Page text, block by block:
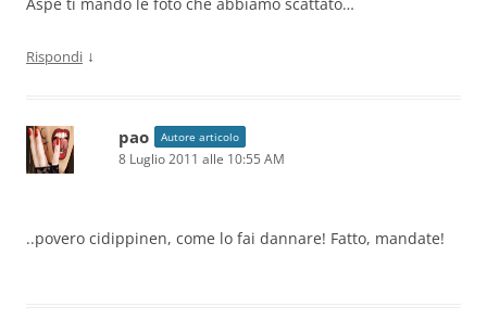
Rispondi ↓
pao Autore articolo
8 Luglio 2011 alle 10:55 AM
..povero cidippinen, come lo fai dannare! Fatto, mandate!